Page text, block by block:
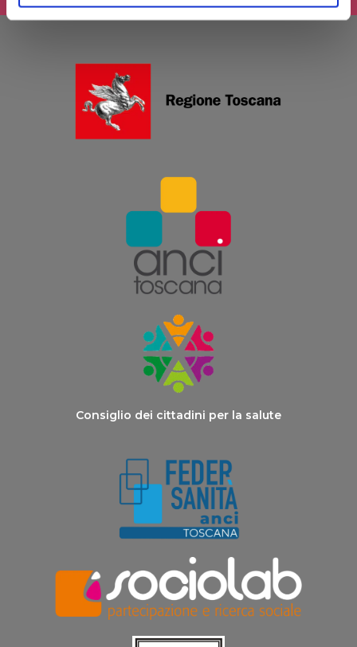
Consiglio dei cittadini per la salute